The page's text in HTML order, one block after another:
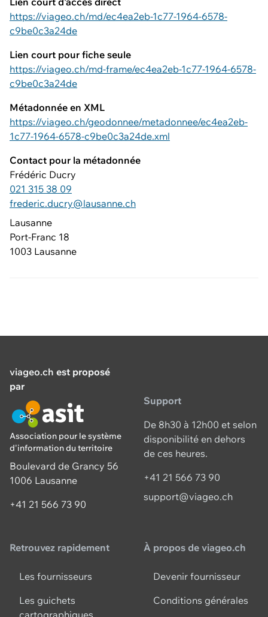
https://viageo.ch/md/ec4ea2eb-1c77-1964-6578-
c9be0c3a24de
Lien court pour fiche seule
https://viageo.ch/md-frame/ec4ea2eb-1c77-1964-6578-
c9be0c3a24de
Métadonnée en XML
https://viageo.ch/geodonnee/metadonnee/ec4ea2eb-
1c77-1964-6578-c9be0c3a24de.xml
Contact pour la métadonnée
Frédéric Ducry
021 315 38 09
frederic.ducry@lausanne.ch
Lausanne
Port-Franc 18
1003 Lausanne
viageo.ch est proposé
par
Association pour le système
d'information du territoire
Boulevard de Grancy 56
1006 Lausanne
+41 21 566 73 90
Support
De 8h30 à 12h00 et selon
disponibilité en dehors
de ces heures.
+41 21 566 73 90
support@viageo.ch
Retrouvez rapidement
Les fournisseurs
Les guichets
À propos de viageo.ch
Devenir fournisseur
Conditions générales